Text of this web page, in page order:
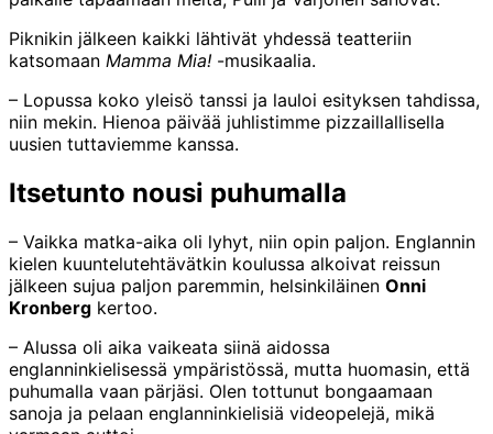
Piknikin jälkeen kaikki lähtivät yhdessä teatteriin
katsomaan Mamma Mia! -musikaalia.
– Lopussa koko yleisö tanssi ja lauloi esityksen tahdissa,
niin mekin. Hienoa päivää juhlistimme pizzaillallisella
uusien tuttaviemme kanssa.
Itsetunto nousi puhumalla
– Vaikka matka-aika oli lyhyt, niin opin paljon. Englannin
kielen kuuntelutehtävätkin koulussa alkoivat reissun
jälkeen sujua paljon paremmin, helsinkiläinen Onni
Kronberg kertoo.
– Alussa oli aika vaikeata siinä aidossa
englanninkielisessä ympäristössä, mutta huomasin, että
puhumalla vaan pärjäsi. Olen tottunut bongaamaan
sanoja ja pelaan englanninkielisiä videopelejä, mikä